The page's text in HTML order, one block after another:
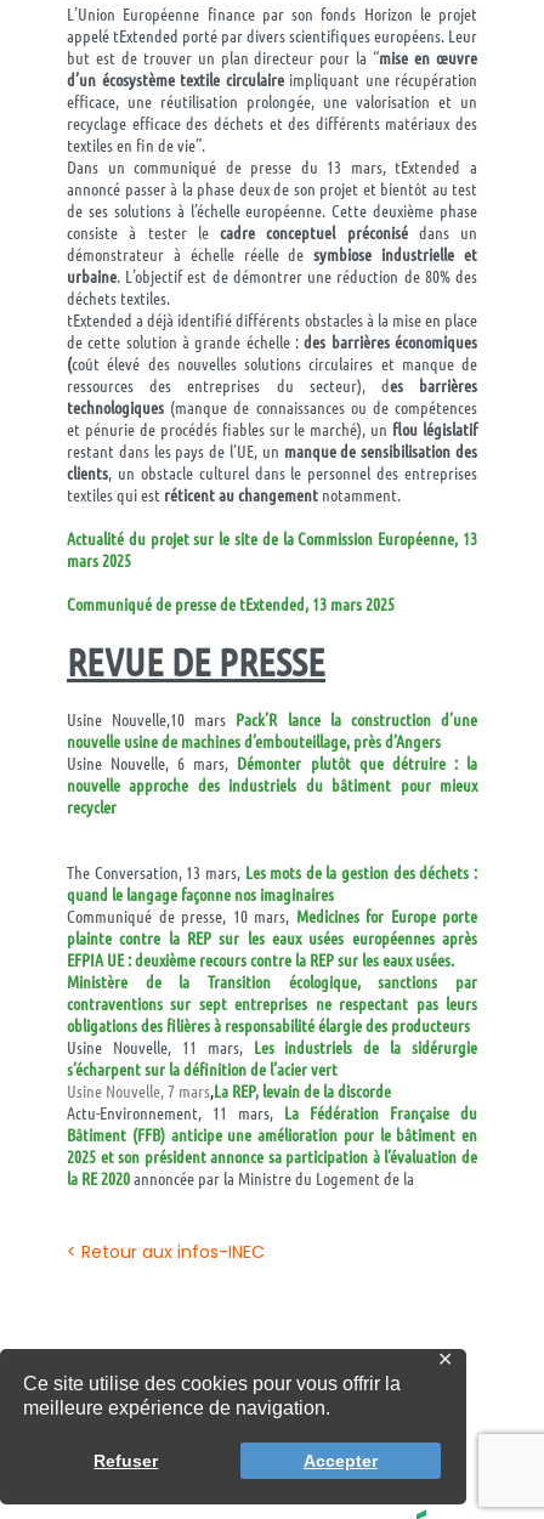
Ce site utilise des cookies pour vous offrir la
meilleure expérience de navigation.
Refuser Accepter
✕
L’Union Européenne finance par son fonds Horizon le projet
appelé tExtended porté par divers scientifiques européens. Leur
but est de trouver un plan directeur pour la “mise en œuvre
d’un écosystème textile circulaireimpliquant une récupération
efficace, une réutilisation prolongée, une valorisation et un
recyclage efficace des déchets et des différents matériaux des
textiles en fin de vie”.
Dans un communiqué de presse du 13 mars, tExtended a
annoncé passer à la phase deux de son projet et bientôt au test
de ses solutions à l’échelle européenne. Cette deuxième phase
consiste à tester le cadre conceptuel préconisédans un
démonstrateur à échelle réelle desymbiose industrielle et
urbaine. L’objectif est de démontrer une réduction de 80% des
déchets textiles.
tExtended a déjà identifié différents obstacles à la mise en place
de cette solution à grande échelle :des barrières économiques
(coût élevé des nouvelles solutions circulaires et manque de
ressources des entreprises du secteur), des barrières
technologiques (manque de connaissances ou de compétences
et pénurie de procédés fiables sur le marché), un flou législatif
restant dans les pays de l’UE, un manque de sensibilisation des
clients, un obstacle culturel dans le personnel des entreprises
textiles qui est réticent au changement notamment.
Actualité du projet sur le site de la Commission Européenne, 13
mars 2025
Communiqué de presse de tExtended, 13 mars 2025
REVUE DE PRESSE
Usine Nouvelle,10 mars Pack’R lance la construction d’une
nouvelle usine de machines d’embouteillage, près d’Angers
Usine Nouvelle, 6 mars, Démonter plutôt que détruire : la
nouvelle approche des industriels du bâtiment pour mieux
recycler
The Conversation, 13 mars, Les mots de la gestion des déchets :
quand le langage façonne nos imaginaires
Communiqué de presse, 10 mars, Medicines for Europe porte
plainte contre la REP sur les eaux usées européennes après
EFPIA UE : deuxième recours contre la REP sur les eaux usées.
Ministère de la Transition écologique, sanctions par
contraventions sur sept entreprises ne respectant pas leurs
obligations des filières à responsabilité élargie des producteurs
Usine Nouvelle, 11 mars, Les industriels de la sidérurgie
s’écharpent sur la définition de l’acier vert
Usine Nouvelle, 7 mars,La REP, levain de la discorde
Actu-Environnement, 11 mars, La Fédération Française du
Bâtiment (FFB) anticipe une amélioration pour le bâtiment en
2025 et son président annonce sa participation à l’évaluation de
la RE 2020annoncée par la Ministre du Logement de la
< Retour aux infos-INEC